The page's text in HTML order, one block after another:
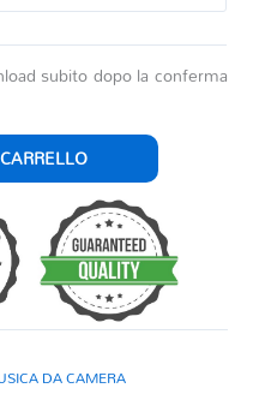
subito dopo la conferma
DA CAMERA